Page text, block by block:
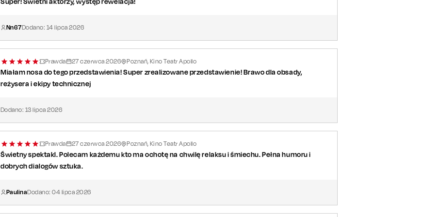
Nn67Dodano: 14 lipca 2026
Prawda 27 czerwca 2026 Poznań, Kino Teatr Apollo
Miałam nosa do tego przedstawienia! Super zrealizowane przedstawienie! Brawo dla obsady,
reżysera i ekipy technicznej
Dodano: 13 lipca 2026
Prawda 27 czerwca 2026 Poznań, Kino Teatr Apollo
Świetny spektakl. Polecam każdemu kto ma ochotę na chwilę relaksu i śmiechu. Pełna humoru i
dobrych dialogów sztuka.
PaulinaDodano:04 lipca 2026